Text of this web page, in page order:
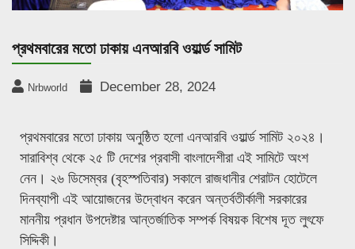
প্রথমবারের মতো ঢাকায় এনআরবি ওয়ার্ল্ড সামিট
Nrbworld December 28, 2024
প্রথমবারের মতো ঢাকায় অনুষ্ঠিত হলো এনআরবি ওয়ার্ল্ড সামিট ২০২৪।
সারাবিশ্ব থেকে ২৫ টি দেশের প্রবাসী বাংলাদেশীরা এই সামিটে অংশ
নেন। ২৬ ডিসেম্বর (বৃহস্পতিবার) সকালে রাজধানীর শেরাটন হোটেলে
দিনব্যাপী এই আয়োজনের উদ্বোধন করেন অন্তর্বতীর্কালী সরকারের
মাননীয় প্রধান উপদেষ্টার আন্তর্জাতিক সম্পর্ক বিষয়ক বিশেষ দূত লুৎফে
সিদ্দিকী।